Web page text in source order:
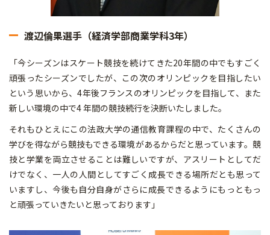
渡辺倫果選手（経済学部商業学科3年）
「今シーズンはスケート競技を続けてきた20年間の中でもすごく
頑張ったシーズンでしたが、この次のオリンピックを目指したい
という思いから、4年後フランスのオリンピックを目指して、また
新しい環境の中で4 年間の競技続行を決断いたしました。
それもひとえにこの法政大学の通信教育課程の中で、たくさんの
学びを得ながら競技もできる環境があるからだと思っています。競
技と学業を両立させることは難しいですが、アスリートとしてだ
けでなく、一人の人間としてすごく成長できる場所だとも思って
いますし、今後も自分自身がさらに成長できるようにもっともっ
と頑張っていきたいと思っております」